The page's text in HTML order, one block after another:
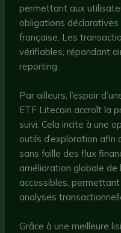
permettant aux
obligations déclaratives
française. Les
vérifiables, répondant
reporting.
Par ailleurs, l’espoir
ETF Litecoin accroît la
suivi. Cela incite à une
outils d’exploration
sans faille des flux
amélioration globale
accessibles,
analyses
Grâce à une meilleure